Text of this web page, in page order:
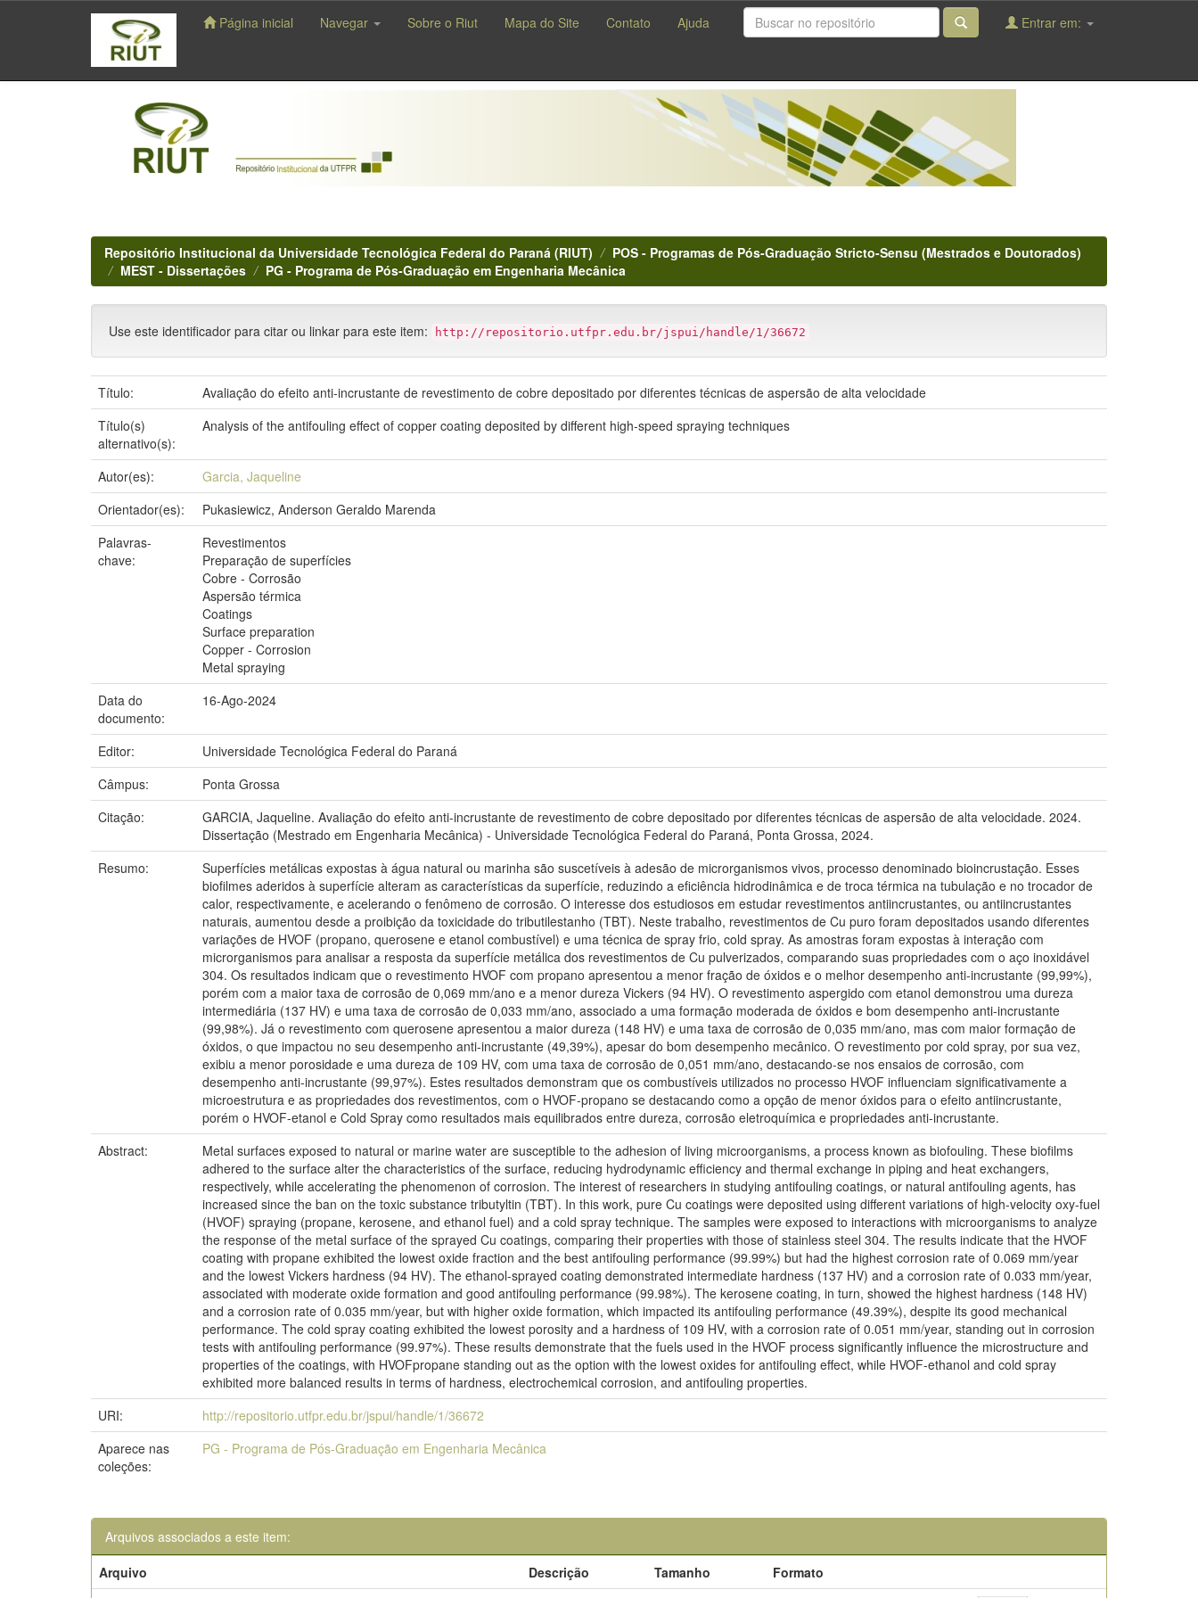
navigation
Página inicial Navegar Sobre o Riut Mapa do Site Contato Ajuda Entrar em:
Repositório Institucional da Universidade Tecnológica Federal do Paraná (RIUT)
POS - Programas de Pós-Graduação Stricto-Sensu (Mestrados e Doutorados)
MEST - Dissertações
PG - Programa de Pós-Graduação em Engenharia Mecânica
Use este identificador para citar ou linkar para este item: http://repositorio.utfpr.edu.br/jspui/handle/1/36672
Título:
Avaliação do efeito anti-incrustante de revestimento de cobre depositado por diferentes técnicas de aspersão de alta velocidade
Título(s)
alternativo(s):
Analysis of the antifouling effect of copper coating deposited by different high-speed spraying techniques
Autor(es):
Garcia, Jaqueline
Orientador(es):
Pukasiewicz, Anderson Geraldo Marenda
Palavras-
chave:
Revestimentos
Preparação de superfícies
Cobre - Corrosão
Aspersão térmica
Coatings
Surface preparation
Copper - Corrosion
Metal spraying
Data do
documento:
16-Ago-2024
Editor:
Universidade Tecnológica Federal do Paraná
Câmpus:
Ponta Grossa
Citação:
GARCIA, Jaqueline. Avaliação do efeito anti-incrustante de revestimento de cobre depositado por diferentes técnicas de aspersão de alta velocidade. 2024.
Dissertação (Mestrado em Engenharia Mecânica) - Universidade Tecnológica Federal do Paraná, Ponta Grossa, 2024.
Resumo:
Superfícies metálicas expostas à água natural ou marinha são suscetíveis à adesão de microrganismos vivos, processo denominado bioincrustação. Esses
biofilmes aderidos à superfície alteram as características da superfície, reduzindo a eficiência hidrodinâmica e de troca térmica na tubulação e no trocador de
calor, respectivamente, e acelerando o fenômeno de corrosão. O interesse dos estudiosos em estudar revestimentos antiincrustantes, ou antiincrustantes
naturais, aumentou desde a proibição da toxicidade do tributilestanho (TBT). Neste trabalho, revestimentos de Cu puro foram depositados usando diferentes
variações de HVOF (propano, querosene e etanol combustível) e uma técnica de spray frio, cold spray. As amostras foram expostas à interação com
microrganismos para analisar a resposta da superfície metálica dos revestimentos de Cu pulverizados, comparando suas propriedades com o aço inoxidável
304. Os resultados indicam que o revestimento HVOF com propano apresentou a menor fração de óxidos e o melhor desempenho anti-incrustante (99,99%),
porém com a maior taxa de corrosão de 0,069 mm/ano e a menor dureza Vickers (94 HV). O revestimento aspergido com etanol demonstrou uma dureza
intermediária (137 HV) e uma taxa de corrosão de 0,033 mm/ano, associado a uma formação moderada de óxidos e bom desempenho anti-incrustante
(99,98%). Já o revestimento com querosene apresentou a maior dureza (148 HV) e uma taxa de corrosão de 0,035 mm/ano, mas com maior formação de
óxidos, o que impactou no seu desempenho anti-incrustante (49,39%), apesar do bom desempenho mecânico. O revestimento por cold spray, por sua vez,
exibiu a menor porosidade e uma dureza de 109 HV, com uma taxa de corrosão de 0,051 mm/ano, destacando-se nos ensaios de corrosão, com
desempenho anti-incrustante (99,97%). Estes resultados demonstram que os combustíveis utilizados no processo HVOF influenciam significativamente a
microestrutura e as propriedades dos revestimentos, com o HVOF-propano se destacando como a opção de menor óxidos para o efeito antiincrustante,
porém o HVOF-etanol e Cold Spray como resultados mais equilibrados entre dureza, corrosão eletroquímica e propriedades anti-incrustante.
Abstract:
Metal surfaces exposed to natural or marine water are susceptible to the adhesion of living microorganisms, a process known as biofouling. These biofilms
adhered to the surface alter the characteristics of the surface, reducing hydrodynamic efficiency and thermal exchange in piping and heat exchangers,
respectively, while accelerating the phenomenon of corrosion. The interest of researchers in studying antifouling coatings, or natural antifouling agents, has
increased since the ban on the toxic substance tributyltin (TBT). In this work, pure Cu coatings were deposited using different variations of high-velocity oxy-fuel
(HVOF) spraying (propane, kerosene, and ethanol fuel) and a cold spray technique. The samples were exposed to interactions with microorganisms to analyze
the response of the metal surface of the sprayed Cu coatings, comparing their properties with those of stainless steel 304. The results indicate that the HVOF
coating with propane exhibited the lowest oxide fraction and the best antifouling performance (99.99%) but had the highest corrosion rate of 0.069 mm/year
and the lowest Vickers hardness (94 HV). The ethanol-sprayed coating demonstrated intermediate hardness (137 HV) and a corrosion rate of 0.033 mm/year,
associated with moderate oxide formation and good antifouling performance (99.98%). The kerosene coating, in turn, showed the highest hardness (148 HV)
and a corrosion rate of 0.035 mm/year, but with higher oxide formation, which impacted its antifouling performance (49.39%), despite its good mechanical
performance. The cold spray coating exhibited the lowest porosity and a hardness of 109 HV, with a corrosion rate of 0.051 mm/year, standing out in corrosion
tests with antifouling performance (99.97%). These results demonstrate that the fuels used in the HVOF process significantly influence the microstructure and
properties of the coatings, with HVOFpropane standing out as the option with the lowest oxides for antifouling effect, while HVOF-ethanol and cold spray
exhibited more balanced results in terms of hardness, electrochemical corrosion, and antifouling properties.
URI:
http://repositorio.utfpr.edu.br/jspui/handle/1/36672
Aparece nas
coleções:
PG - Programa de Pós-Graduação em Engenharia Mecânica
Arquivos associados a este item:
Arquivo
Descrição Tamanho
Formato